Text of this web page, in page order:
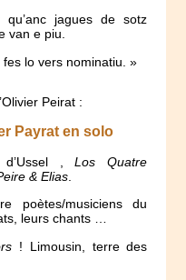
jagues de sotz
van e piu.
lo vers nominatiu. »
Peirat :
Payrat en solo
d’Ussel ,Los Quatre
& Elias
poètes/musiciens du
leurs chants …
! Limousin, terre des